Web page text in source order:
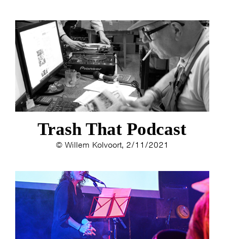
Trash That Podcast
© Willem Kolvoort, 2/11/2021